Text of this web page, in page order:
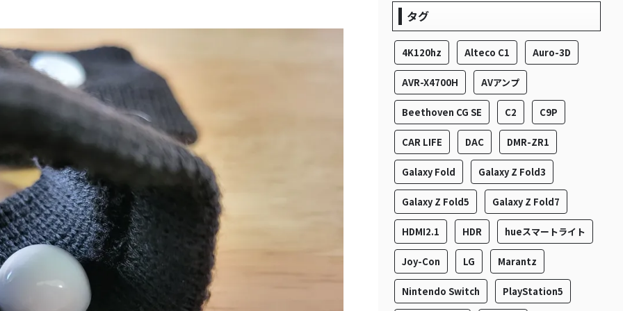
タグ
4K120hz Alteco C1 Auro-3D
AVR-X4700H AVアンプ
Beethoven CG SE C2 C9P
CAR LIFE DAC DMR-ZR1
Galaxy Fold Galaxy Z Fold3
Galaxy Z Fold5 Galaxy Z Fold7
HDMI2.1 HDR hueスマートライト
Joy-Con LG Marantz
Nintendo Switch PlayStation5